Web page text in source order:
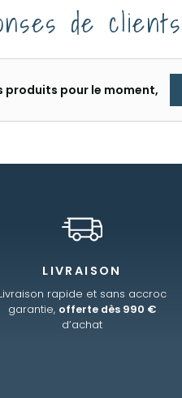
de clients
produits pour le moment,
LIVRAISON
Livraison rapide et sans accroc
garantie, offerte dès 990 €
d’achat